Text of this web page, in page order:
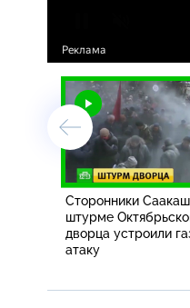
Сторонники
штурме
дворца устроили
атаку